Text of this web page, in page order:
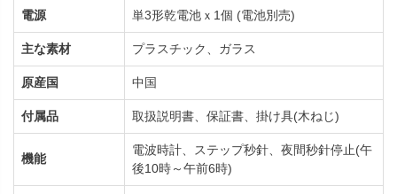
電源 単3形乾電池ｘ1個 (電池別売)
主な素材 プラスチック、ガラス
原産国 中国
付属品 取扱説明書、保証書、掛け具(木ねじ)
機能
電波時計、ステップ秒針、夜間秒針停止(午
後10時～午前6時)